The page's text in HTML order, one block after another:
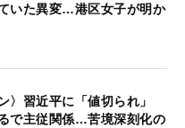
いた異変…港区女子が明か
〉習近平に「値切られ」
で主従関係…苦境深刻化の